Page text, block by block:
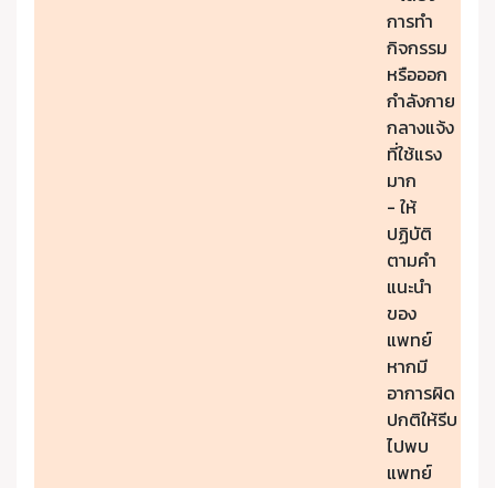
การทำ
กิจกรรม
หรือออก
กำลังกาย
กลางแจ้ง
ที่ใช้แรง
มาก
- ให้
ปฏิบัติ
ตามคำ
แนะนำ
ของ
แพทย์
หากมี
อาการผิด
ปกติให้รีบ
ไปพบ
แพทย์